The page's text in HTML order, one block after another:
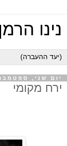
נינו
יום שני, ספטמבר 28,
ירח מקומי